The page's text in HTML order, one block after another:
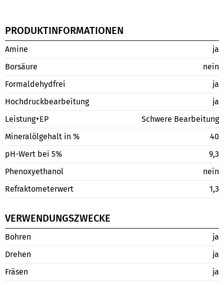
PRODUKTINFORMATIONEN
Amine
ja
Borsäure
nein
Formaldehydfrei
ja
Hochdruckbearbeitung
ja
Leistung+EP
Schwere Bearbeitung
Mineralölgehalt in %
40
pH-Wert bei 5%
9,3
Phenoxyethanol
nein
Refraktometerwert
1,3
VERWENDUNGSZWECKE
Bohren
ja
Drehen
ja
Fräsen
ja